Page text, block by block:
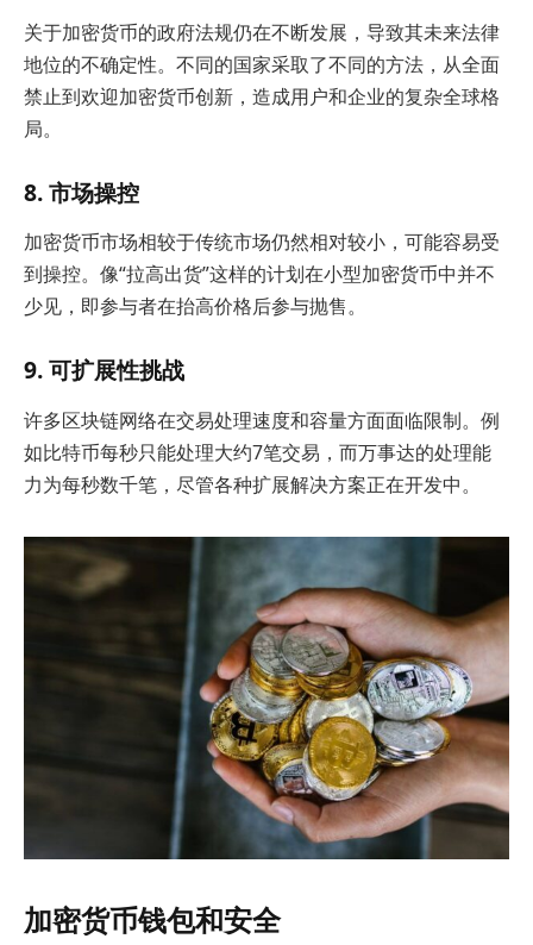
关于加密货币的政府法规仍在不断发展，导致其未来法律
地位的不确定性。不同的国家采取了不同的方法，从全面
禁止到欢迎加密货币创新，造成用户和企业的复杂全球格
局。
8. 市场操控
加密货币市场相较于传统市场仍然相对较小，可能容易受
到操控。像“拉高出货”这样的计划在小型加密货币中并不
少见，即参与者在抬高价格后参与抛售。
9. 可扩展性挑战
许多区块链网络在交易处理速度和容量方面面临限制。例
如比特币每秒只能处理大约7笔交易，而万事达的处理能
力为每秒数千笔，尽管各种扩展解决方案正在开发中。
加密货币钱包和安全